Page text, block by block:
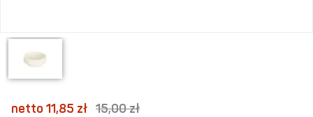
netto 11,85 zł 15,00zł